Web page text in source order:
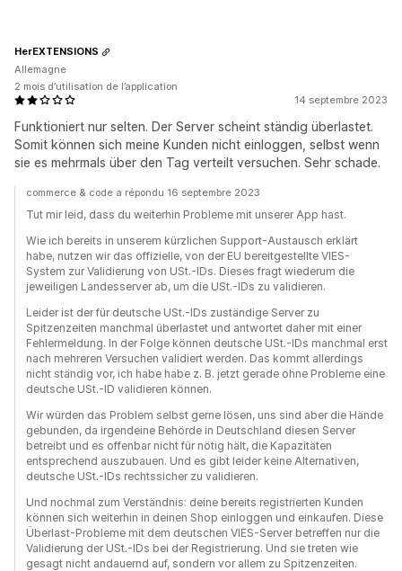
14 septembre 2023
Funktioniert nur selten. Der Server scheint ständig überlastet.
Somit können sich meine Kunden nicht einloggen, selbst wenn
sie es mehrmals über den Tag verteilt versuchen. Sehr schade.
HerEXTENSIONS
Allemagne
2 mois d’utilisation de l’application
commerce & code a répondu 16 septembre 2023
Tut mir leid, dass du weiterhin Probleme mit unserer App hast.
Wie ich bereits in unserem kürzlichen Support-Austausch erklärt
habe, nutzen wir das offizielle, von der EU bereitgestellte VIES-
System zur Validierung von USt.-IDs. Dieses fragt wiederum die
jeweiligen Landesserver ab, um die USt.-IDs zu validieren.
Leider ist der für deutsche USt.-IDs zuständige Server zu
Spitzenzeiten manchmal überlastet und antwortet daher mit einer
Fehlermeldung. In der Folge können deutsche USt.-IDs manchmal erst
nach mehreren Versuchen validiert werden. Das kommt allerdings
nicht ständig vor, ich habe habe z. B. jetzt gerade ohne Probleme eine
deutsche USt.-ID validieren können.
Wir würden das Problem selbst gerne lösen, uns sind aber die Hände
gebunden, da irgendeine Behörde in Deutschland diesen Server
betreibt und es offenbar nicht für nötig hält, die Kapazitäten
entsprechend auszubauen. Und es gibt leider keine Alternativen,
deutsche USt.-IDs rechtssicher zu validieren.
Und nochmal zum Verständnis: deine bereits registrierten Kunden
können sich weiterhin in deinen Shop einloggen und einkaufen. Diese
Überlast-Probleme mit dem deutschen VIES-Server betreffen nur die
Validierung der USt.-IDs bei der Registrierung. Und sie treten wie
gesagt nicht andauernd auf, sondern vor allem zu Spitzenzeiten.